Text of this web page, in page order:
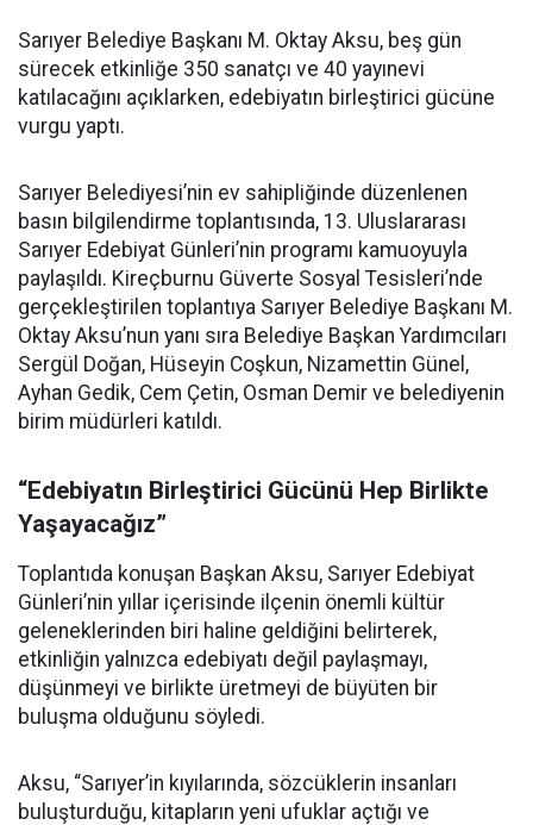
Sarıyer Belediye Başkanı M. Oktay Aksu, beş gün
sürecek etkinliğe 350 sanatçı ve 40 yayınevi
katılacağını açıklarken, edebiyatın birleştirici gücüne
vurgu yaptı.
Sarıyer Belediyesi’nin ev sahipliğinde düzenlenen
basın bilgilendirme toplantısında, 13. Uluslararası
Sarıyer Edebiyat Günleri’nin programı kamuoyuyla
paylaşıldı. Kireçburnu Güverte Sosyal Tesisleri’nde
gerçekleştirilen toplantıya Sarıyer Belediye Başkanı M.
Oktay Aksu’nun yanı sıra Belediye Başkan Yardımcıları
Sergül Doğan, Hüseyin Coşkun, Nizamettin Günel,
Ayhan Gedik, Cem Çetin, Osman Demir ve belediyenin
birim müdürleri katıldı.
“Edebiyatın Birleştirici Gücünü Hep Birlikte
Yaşayacağız”
Toplantıda konuşan Başkan Aksu, Sarıyer Edebiyat
Günleri’nin yıllar içerisinde ilçenin önemli kültür
geleneklerinden biri haline geldiğini belirterek,
etkinliğin yalnızca edebiyatı değil paylaşmayı,
düşünmeyi ve birlikte üretmeyi de büyüten bir
buluşma olduğunu söyledi.
Aksu, “Sarıyer’in kıyılarında, sözcüklerin insanları
buluşturduğu, kitapların yeni ufuklar açtığı ve